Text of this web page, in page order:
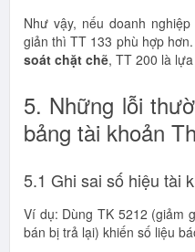
Như vậy, nếu doanh
giản thì TT 133 phù hợp
soát chặt chẽ, TT 200 là
5. Những lỗi
bảng tài khoản
5.1 Ghi sai số hiệu tài
Ví dụ: Dùng TK 5212 (giảm
bán bị trả lại) khiến số liệu